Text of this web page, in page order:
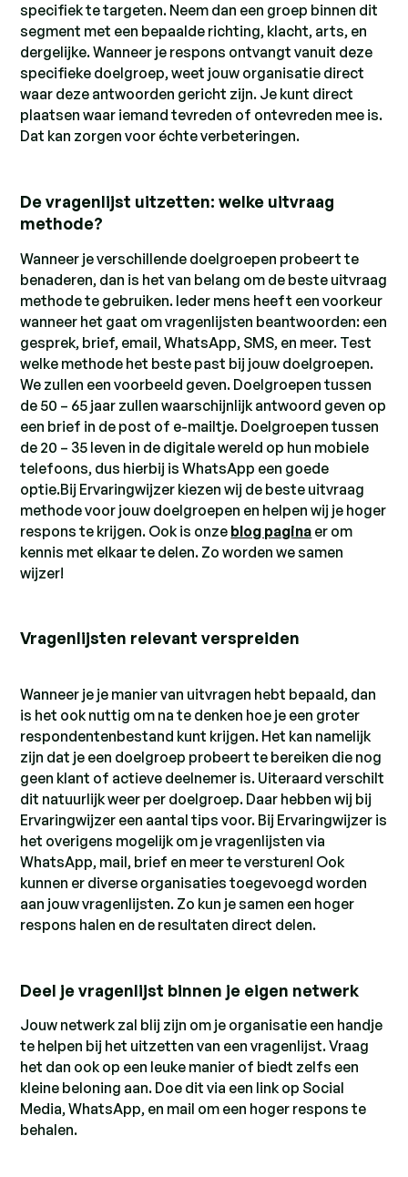
specifiek te targeten. Neem dan een groep binnen dit
segment met een bepaalde richting, klacht, arts, en
dergelijke. Wanneer je respons ontvangt vanuit deze
specifieke doelgroep, weet jouw organisatie direct
waar deze antwoorden gericht zijn. Je kunt direct
plaatsen waar iemand tevreden of ontevreden mee is.
Dat kan zorgen voor échte verbeteringen.
De vragenlijst uitzetten: welke uitvraag
methode?
Wanneer je verschillende doelgroepen probeert te
benaderen, dan is het van belang om de beste uitvraag
methode te gebruiken. Ieder mens heeft een voorkeur
wanneer het gaat om vragenlijsten beantwoorden: een
gesprek, brief, email, WhatsApp, SMS, en meer. Test
welke methode het beste past bij jouw doelgroepen.
We zullen een voorbeeld geven. Doelgroepen tussen
de 50 – 65 jaar zullen waarschijnlijk antwoord geven op
een brief in de post of e-mailtje. Doelgroepen tussen
de 20 – 35 leven in de digitale wereld op hun mobiele
telefoons, dus hierbij is WhatsApp een goede
optie.Bij Ervaringwijzer kiezen wij de beste uitvraag
methode voor jouw doelgroepen en helpen wij je hoger
respons te krijgen. Ook is onze blog pagina er om
kennis met elkaar te delen. Zo worden we samen
wijzer!
Vragenlijsten relevant verspreiden
Wanneer je je manier van uitvragen hebt bepaald, dan
is het ook nuttig om na te denken hoe je een groter
respondentenbestand kunt krijgen. Het kan namelijk
zijn dat je een doelgroep probeert te bereiken die nog
geen klant of actieve deelnemer is. Uiteraard verschilt
dit natuurlijk weer per doelgroep. Daar hebben wij bij
Ervaringwijzer een aantal tips voor. Bij Ervaringwijzer is
het overigens mogelijk om je vragenlijsten via
WhatsApp, mail, brief en meer te versturen! Ook
kunnen er diverse organisaties toegevoegd worden
aan jouw vragenlijsten. Zo kun je samen een hoger
respons halen en de resultaten direct delen.
Deel je vragenlijst binnen je eigen netwerk
Jouw netwerk zal blij zijn om je organisatie een handje
te helpen bij het uitzetten van een vragenlijst. Vraag
het dan ook op een leuke manier of biedt zelfs een
kleine beloning aan. Doe dit via een link op Social
Media, WhatsApp, en mail om een hoger respons te
behalen.